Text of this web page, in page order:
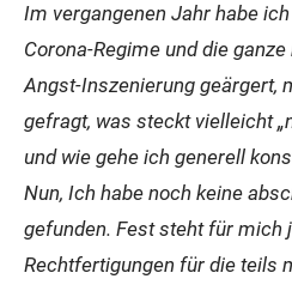
Im vergangenen Jahr habe
Corona-Regime und die
Angst-Inszenierung geärgert,
gefragt, was steckt vielleicht
und wie gehe ich generell
Nun, Ich habe noch keine
gefunden. Fest steht für mich
Rechtfertigungen für die teils